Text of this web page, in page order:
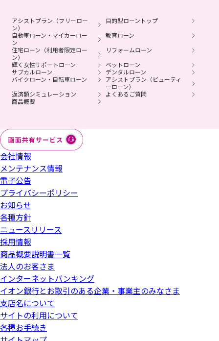
アシストプラン（フリーロー
ン）
目的型ローントップ
自動車ローン・マイカーロー
ン
教育ローン
住宅ローン（利用者限定ロー
ン）
リフォームローン
輝く女性サポートローン
ペットローン
サブカルローン
デンタルローン
バイクローン・自転車ローン
アシストプラン（ビューティ
ーローン）
返済額シミュレーション
よくあるご質問
商品概要
会社情報
メンテナンス情報
電子公告
プライバシーポリシー
お知らせ
各種方針
ニュースリリース
採用情報
商品概要説明書一覧
法人のお客さま
インターネットバンキング
イオン銀行とお取引のある企業・事業主のみなさま
支店名について
サイトの利用について
各種お手続き